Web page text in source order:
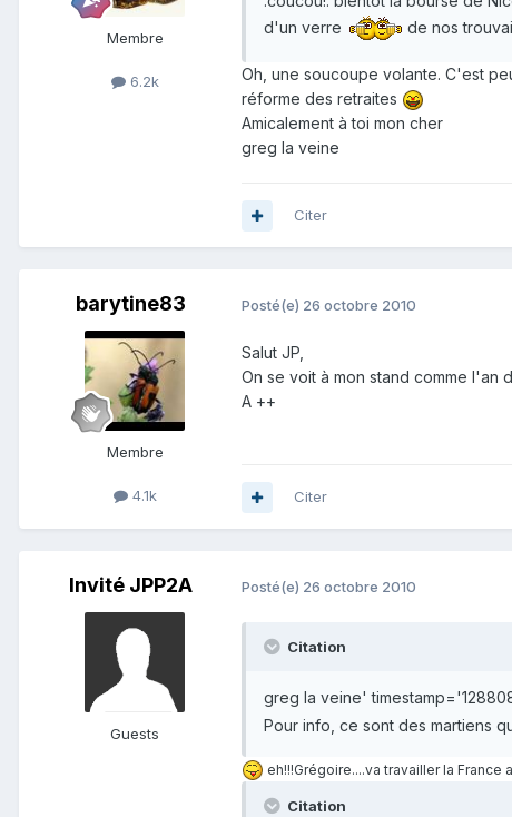
Membre
6.2k
d'un verre
de nos
Oh, une soucoupe volante. C'est
réforme des retraites
Amicalement à toi mon cher
greg la veine
Citer
barytine83
Membre
4.1k
Posté(e) 26 octobre 2010
Salut JP,
On se voit à mon stand comme l'an
A ++
Citer
Invité JPP2A
Guests
Posté(e) 26 octobre 2010
Citation
greg la veine'
Pour info, ce sont des martiens
eh!!!Grégoire....va travailler la France
Citation